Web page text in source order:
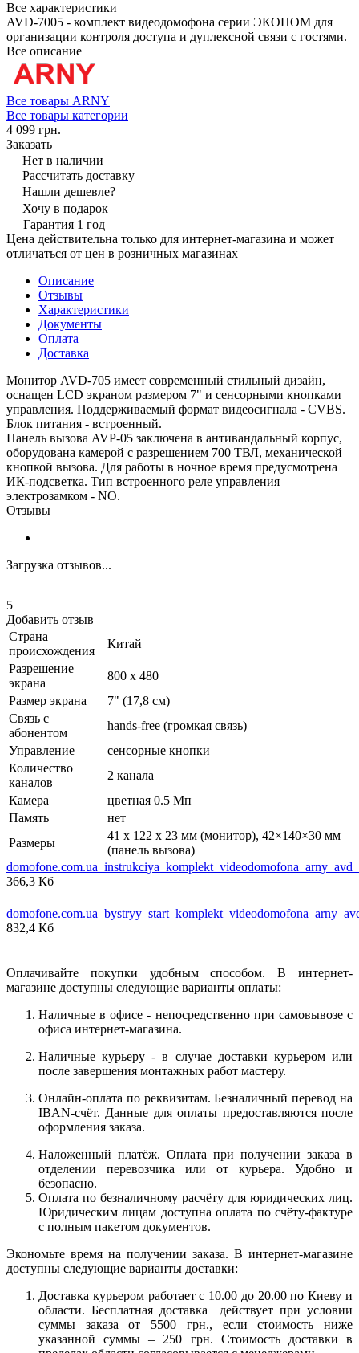
Все характеристики
AVD-7005 - комплект видеодомофона серии ЭКОНОМ для
организации контроля доступа и дуплексной связи с гостями.
Все описание
Все товары ARNY
Все товары категории
4 099 грн.
Заказать
Нет в наличии
Рассчитать доставку
Нашли дешевле?
Хочу в подарок
Гарантия 1 год
Цена действительна только для интернет-магазина и может
отличаться от цен в розничных магазинах
Описание
Отзывы
Характеристики
Документы
Оплата
Доставка
Монитор AVD-705 имеет современный стильный дизайн,
оснащен LCD экраном размером 7" и сенсорными кнопками
управления. Поддерживаемый формат видеосигнала - CVBS.
Блок питания - встроенный.
Панель вызова AVP-05 заключена в антивандальный корпус,
оборудована камерой с разрешением 700 ТВЛ, механической
кнопкой вызова. Для работы в ночное время предусмотрена
ИК-подсветка. Тип встроенного реле управления
электрозамком - NO.
Отзывы
Загрузка отзывов...
5
Добавить отзыв
Страна
происхождения
Китай
Разрешение
экрана
800 х 480
Размер экрана
7" (17,8 см)
Связь с
абонентом
hands-free (громкая связь)
Управление
сенсорные кнопки
Количество
каналов
2 канала
Камера
цветная 0.5 Мп
Память
нет
Размеры
41 х 122 х 23 мм (монитор), 42×140×30 мм
(панель вызова)
366,3 Кб
832,4 Кб
Оплачивайте покупки удобным способом. В интернет-
магазине доступны следующие варианты оплаты:
Наличные в офисе - непосредственно при самовывозе с
офиса интернет-магазина.
Наличные курьеру - в случае доставки курьером или
после завершения монтажных работ мастеру.
Онлайн-оплата по реквизитам. Безналичный перевод на
IBAN-счёт. Данные для оплаты предоставляются после
оформления заказа.
Наложенный платёж. Оплата при получении заказа в
отделении перевозчика или от курьера. Удобно и
безопасно.
Оплата по безналичному расчёту для юридических лиц.
Юридическим лицам доступна оплата по счёту-фактуре
с полным пакетом документов.
Экономьте время на получении заказа. В интернет-магазине
доступны следующие варианты доставки:
Доставка курьером работает с 10.00 до 20.00 по Киеву и
области. Бесплатная доставка действует при условии
суммы заказа от 5500 грн., если стоимость ниже
указанной суммы – 250 грн. Стоимость доставки в